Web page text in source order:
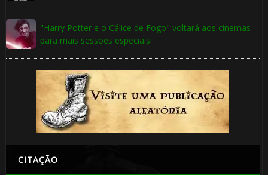
"Harry Potter e o Cálice de Fogo" voltará aos cinemas
para mais sessões especiais!
CITAÇÃO